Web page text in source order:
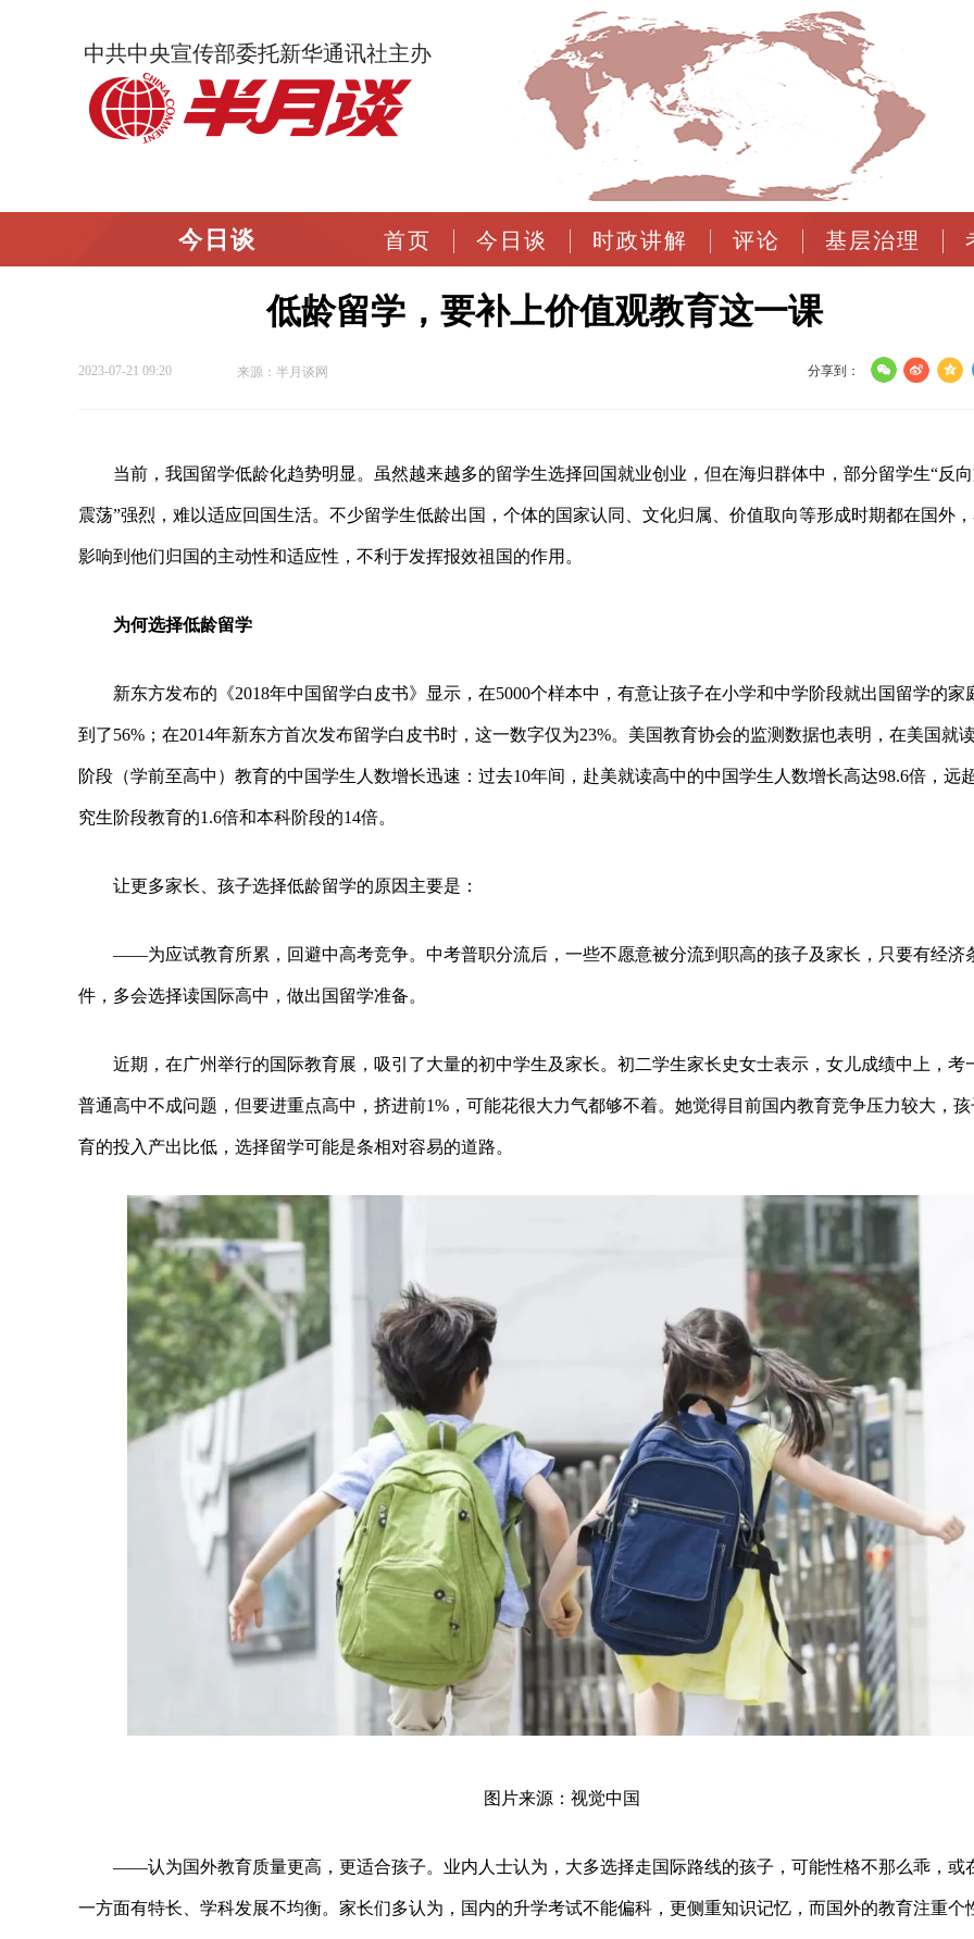
中共中央宣传部委托新华通讯社主办
今日谈 首页 今日谈 时政讲解 评论 基层治理
低龄留学，要补上价值观教育这一课
2023-07-21 09:20 来源：半月谈网 分享到：
当前，我国留学低龄化趋势明显。虽然越来越多的留学生选择回国就业创业，但在海归群体中，部分留学生“反
震荡”强烈，难以适应回国生活。不少留学生低龄出国，个体的国家认同、文化归属、价值取向等形成时期都在国外
影响到他们归国的主动性和适应性，不利于发挥报效祖国的作用。
为何选择低龄留学
新东方发布的《2018年中国留学白皮书》显示，在5000个样本中，有意让孩子在小学和中学阶段就出国留学的家
到了56%；在2014年新东方首次发布留学白皮书时，这一数字仅为23%。美国教育协会的监测数据也表明，在美国就
阶段（学前至高中）教育的中国学生人数增长迅速：过去10年间，赴美就读高中的中国学生人数增长高达98.6倍，远
究生阶段教育的1.6倍和本科阶段的14倍。
让更多家长、孩子选择低龄留学的原因主要是：
——为应试教育所累，回避中高考竞争。中考普职分流后，一些不愿意被分流到职高的孩子及家长，只要有经济
件，多会选择读国际高中，做出国留学准备。
近期，在广州举行的国际教育展，吸引了大量的初中学生及家长。初二学生家长史女士表示，女儿成绩中上，考
普通高中不成问题，但要进重点高中，挤进前1%，可能花很大力气都够不着。她觉得目前国内教育竞争压力较大，孩
育的投入产出比低，选择留学可能是条相对容易的道路。
图片来源：视觉中国
——认为国外教育质量更高，更适合孩子。业内人士认为，大多选择走国际路线的孩子，可能性格不那么乖，或
一方面有特长、学科发展不均衡。家长们多认为，国内的升学考试不能偏科，更侧重知识记忆，而国外的教育注重个